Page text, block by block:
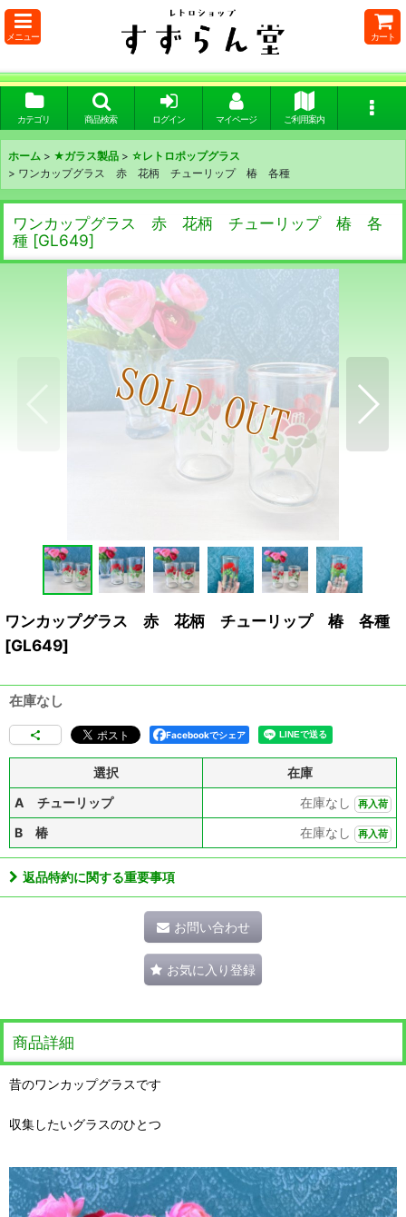
メニュー カート
カテゴリ 商品検索 ログイン マイページ ご利用案内
ホーム > ★ガラス製品 > ☆レトロポップグラス
> ワンカップグラス 赤 花柄 チューリップ 椿 各種
ワンカップグラス 赤 花柄 チューリップ 椿 各
種 [GL649]
ワンカップグラス 赤 花柄 チューリップ 椿 各種
[GL649]
在庫なし
Facebookでシェア
選択
在庫
A チューリップ
在庫なし 再入荷
B 椿 在庫なし 再入荷
返品特約に関する重要事項
お問い合わせ
お気に入り登録
商品詳細
昔のワンカップグラスです
収集したいグラスのひとつ